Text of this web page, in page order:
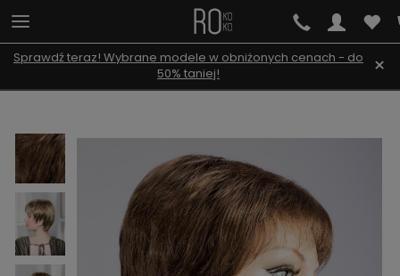
Sprawdź teraz! Wybrane modele w obniżonych cenach - do
50% taniej!
×